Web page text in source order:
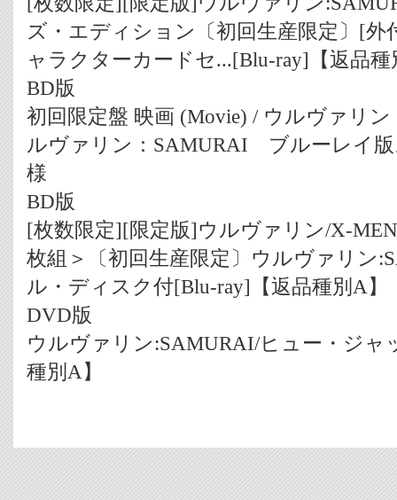
ズ・エディション〔初回生産限定〕[外
ャラクターカードセ...[Blu-ray]【返品種
BD版
初回限定盤 映画 (Movie) / ウルヴァリ
ルヴァリン：SAMURAI ブルーレイ
様
BD版
[枚数限定][限定版]ウルヴァリン/X-
枚組＞〔初回生産限定〕ウルヴァリン
ル・ディスク付[Blu-ray]【返品種別A】
DVD版
ウルヴァリン:SAMURAI/ヒュー・ジャ
種別A】